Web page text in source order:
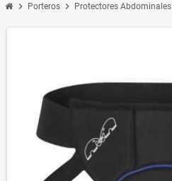
chevron_right Porteros chevron_right Protectores Abdominales